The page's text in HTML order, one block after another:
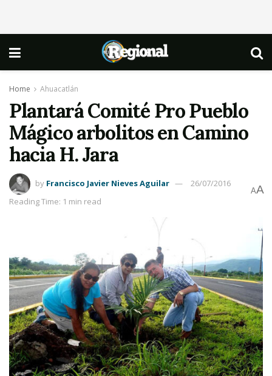
Home Ahuacatlán
Plantará Comité Pro Pueblo
Mágico arbolitos en Camino
hacia H. Jara
by Francisco Javier Nieves Aguilar
26/07/2016
Reading Time: 1 min read
AA